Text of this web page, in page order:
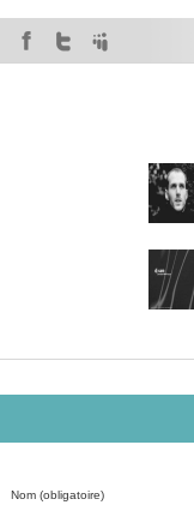
Nom (obligatoire)